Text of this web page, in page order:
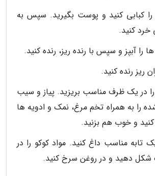
را کبابی کنید و پوست بگیرید. سپس به
کنید.
را آبپز و سپس با رنده ریز، رنده کنید.
ریز رنده کنید.
در یک ظرف مناسب بریزید. پیاز و سیب
را به همراه تخم مرغ، نمک و ادویه ها
و خوب هم بزنید.
تابه مناسب داغ کنید. مواد کوکو را در
شکل دهید و در روغن سرخ کنید.